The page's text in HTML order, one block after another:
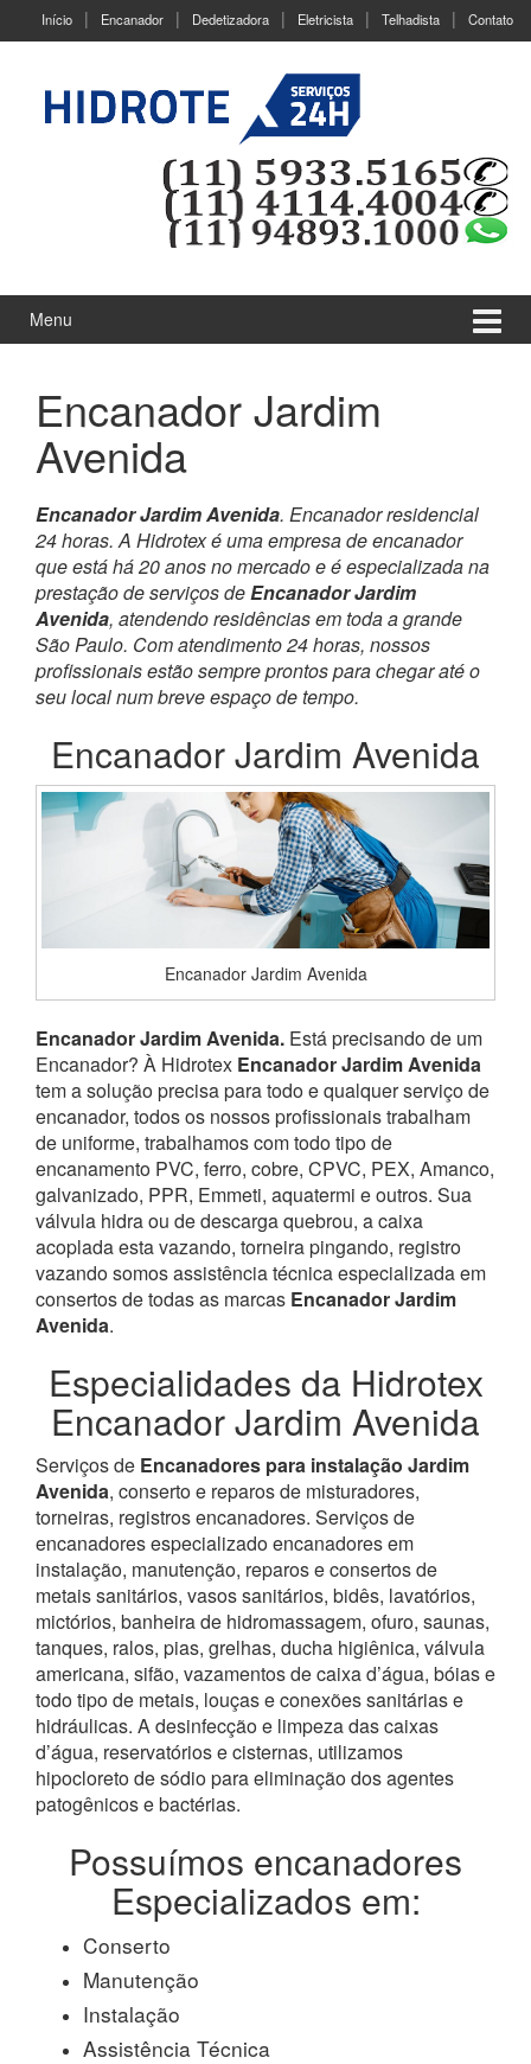
Início Encanador Dedetizadora Eletricista Telhadista Contato
Menu
Encanador Jardim
Avenida
Encanador Jardim Avenida. Encanador residencial
24 horas. A Hidrotex é uma empresa de encanador
que está há 20 anos no mercado e é especializada na
prestação de serviços deEncanador Jardim
Avenida, atendendo residências em toda a grande
São Paulo. Com atendimento 24 horas, nossos
profissionais estão sempre prontos para chegar até o
seu local num breve espaço de tempo.
Encanador Jardim Avenida
Encanador Jardim Avenida
Encanador Jardim Avenida. Está precisando de um
Encanador? À Hidrotex Encanador Jardim Avenida
tem a solução precisa para todo e qualquer serviço de
encanador, todos os nossos profissionais trabalham
de uniforme, trabalhamos com todo tipo de
encanamento PVC, ferro, cobre, CPVC, PEX, Amanco,
galvanizado, PPR, Emmeti, aquatermi e outros. Sua
válvula hidra ou de descarga quebrou, a caixa
acoplada esta vazando, torneira pingando, registro
vazando somos assistência técnica especializada em
consertos de todas as marcas Encanador Jardim
Avenida.
Especialidades da Hidrotex
Encanador Jardim Avenida
Serviços de Encanadores para instalação Jardim
Avenida, conserto e reparos de misturadores,
torneiras, registros encanadores. Serviços de
encanadores especializado encanadores em
instalação, manutenção, reparos e consertos de
metais sanitários, vasos sanitários, bidês, lavatórios,
mictórios, banheira de hidromassagem, ofuro, saunas,
tanques, ralos, pias, grelhas, ducha higiênica, válvula
americana, sifão, vazamentos de caixa d’água, bóias e
todo tipo de metais, louças e conexões sanitárias e
hidráulicas. A desinfecção e limpeza das caixas
d’água, reservatórios e cisternas, utilizamos
hipocloreto de sódio para eliminação dos agentes
patogênicos e bactérias.
Possuímos encanadores
Especializados em:
Conserto
Manutenção
Instalação
Assistência Técnica